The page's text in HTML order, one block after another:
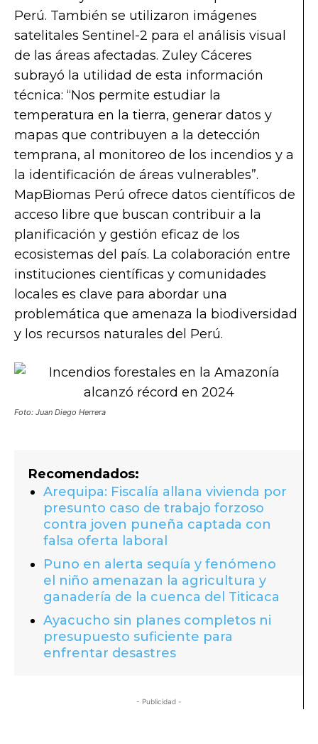
Perú. También se utilizaron imágenes
satelitales Sentinel-2 para el análisis visual
de las áreas afectadas. Zuley Cáceres
subrayó la utilidad de esta información
técnica: “Nos permite estudiar la
temperatura en la tierra, generar datos y
mapas que contribuyen a la detección
temprana, al monitoreo de los incendios y a
la identificación de áreas vulnerables”.
MapBiomas Perú ofrece datos científicos de
acceso libre que buscan contribuir a la
planificación y gestión eficaz de los
ecosistemas del país. La colaboración entre
instituciones científicas y comunidades
locales es clave para abordar una
problemática que amenaza la biodiversidad
y los recursos naturales del Perú.
Foto: Juan Diego Herrera
Recomendados:
Arequipa: Fiscalía allana vivienda por
presunto caso de trabajo forzoso
contra joven puneña captada con
falsa oferta laboral
Puno en alerta sequía y fenómeno
el niño amenazan la agricultura y
ganadería de la cuenca del Titicaca
Ayacucho sin planes completos ni
presupuesto suficiente para
enfrentar desastres
- Publicidad -